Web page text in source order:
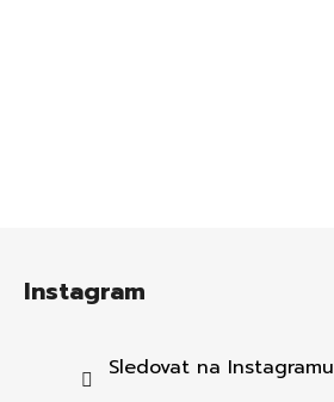
Instagram
Sledovat na Instagramu